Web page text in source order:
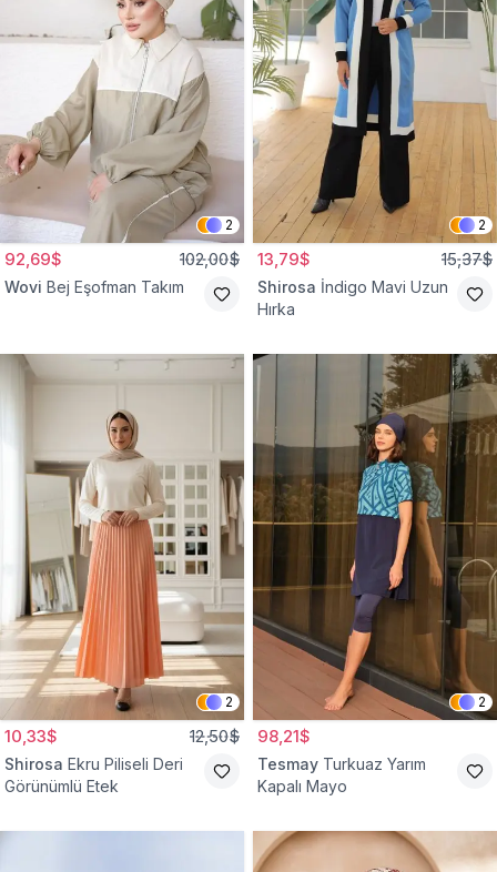
2
92,69$ 102,00$
Wovi Bej Eşofman Takım
2
13,79$ 15,37$
Shirosa İndigo Mavi Uzun
Hırka
2
10,33$ 12,50$
Shirosa Ekru Piliseli Deri
Görünümlü Etek
2
98,21$
Tesmay Turkuaz Yarım
Kapalı Mayo